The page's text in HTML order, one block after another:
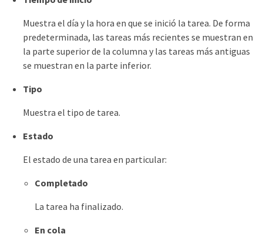
Muestra el día y la hora en que se inició la tarea. De forma
predeterminada, las tareas más recientes se muestran en
la parte superior de la columna y las tareas más antiguas
se muestran en la parte inferior.
Tipo
Muestra el tipo de tarea.
Estado
El estado de una tarea en particular:
Completado
La tarea ha finalizado.
En cola